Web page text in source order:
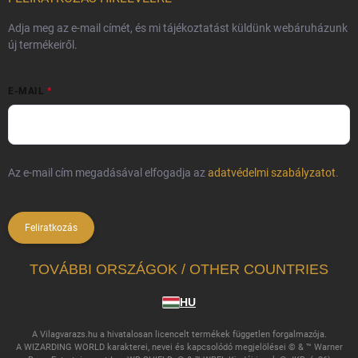
Adja meg az e-mail címét, és mi tájékoztatást küldünk webáruházunk
új termékeiről.
E-MAIL
Az e-mail cím megadásával elfogadja azadatvédelmi szabályzatot.
Feliratkozás
TOVÁBBI ORSZÁGOK / OTHER COUNTRIES
HU
A Vilagvarazs.hu a hivatalosan licencelt termékek független forgalmazója.
A WIZARDING WORLD karakterei, nevei és kapcsolódó megjelölései © & ™ Warner